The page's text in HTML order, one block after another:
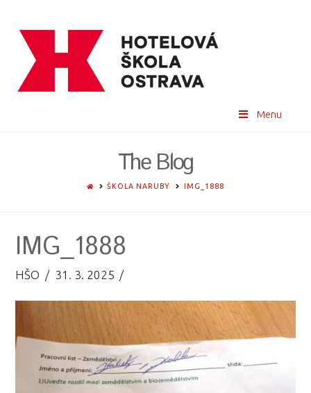
Menu
The Blog
HOMEŠKOLA NARUBY IMG_1888
IMG_1888
HŠO 31. 3. 2025